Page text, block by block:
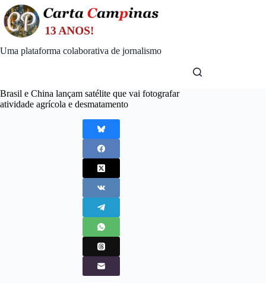
Skip
to
content
Uma plataforma colaborativa de jornalismo
Brasil e China lançam satélite que vai fotografar
atividade agrícola e desmatamento